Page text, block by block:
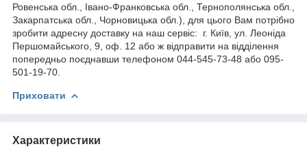
Ровенська обл., Івано-Франковська обл., Тернополянська обл.,
Закарпатська обл., Чорновицька обл.), для цього Вам потрібно
зробити адресну доставку на наш сервіс: г. Київ, ул. Леоніда
Першомайського, 9, оф. 12 або ж відправити на відділення
попередньо поєднавши телефоном 044-545-73-48 або 095-
501-19-70.
Приховати
Характеристики